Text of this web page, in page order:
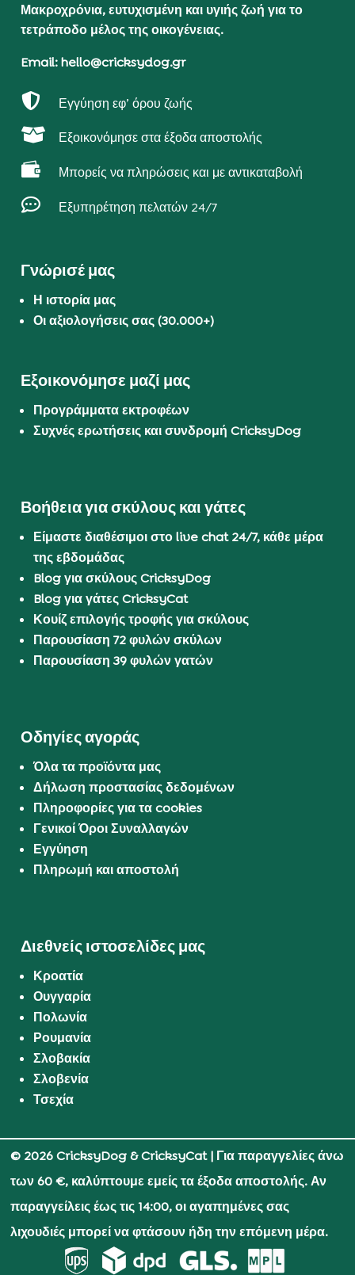
Μακροχρόνια, ευτυχισμένη και υγιής ζωή για το
τετράποδο μέλος της οικογένειας.
Email: hello@cricksydog.gr
 Εγγύηση εφ’ όρου ζωής
 Εξοικονόμησε στα έξοδα αποστολής
 Μπορείς να πληρώσεις και με αντικαταβολή
 Εξυπηρέτηση πελατών 24/7
Γνώρισέ μας
Η ιστορία μας
Οι αξιολογήσεις σας (30.000+)
Εξοικονόμησε μαζί μας
Προγράμματα εκτροφέων
Συχνές ερωτήσεις και συνδρομή CricksyDog
Βοήθεια για σκύλους και γάτες
Είμαστε διαθέσιμοι στο live chat 24/7, κάθε μέρα
της εβδομάδας
Blog για σκύλους CricksyDog
Blog για γάτες CricksyCat
Κουίζ επιλογής τροφής για σκύλους
Παρουσίαση 72 φυλών σκύλων
Παρουσίαση 39 φυλών γατών
Οδηγίες αγοράς
Όλα τα προϊόντα μας
Δήλωση προστασίας δεδομένων
Πληροφορίες για τα cookies
Γενικοί Όροι Συναλλαγών
Εγγύηση
Πληρωμή και αποστολή
Διεθνείς ιστοσελίδες μας
Κροατία
Ουγγαρία
Πολωνία
Ρουμανία
Σλοβακία
Σλοβενία
Τσεχία
© 2026 CricksyDog & CricksyCat| Για παραγγελίες άνω
των 60 €, καλύπτουμε εμείς τα έξοδα αποστολής. Αν
παραγγείλεις έως τις 14:00, οι αγαπημένες σας
λιχουδιές μπορεί να φτάσουν ήδη την επόμενη μέρα.